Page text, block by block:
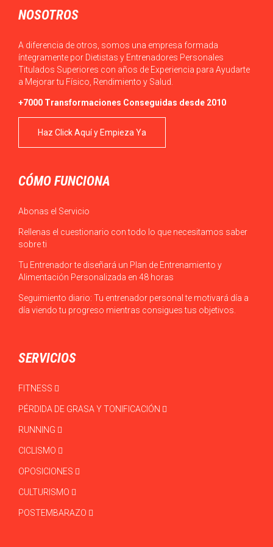
NOSOTROS
A diferencia de otros, somos una empresa formada
íntegramente por Dietistas y Entrenadores Personales
Titulados Superiores con años de Experiencia para Ayudarte
a Mejorar tu Físico, Rendimiento y Salud.
+7000 Transformaciones Conseguidas desde 2010
Haz Click Aquí y Empieza Ya
CÓMO FUNCIONA
Abonas el Servicio
Rellenas el cuestionario con todo lo que necesitamos saber
sobre ti
Tu Entrenador te diseñará un Plan de Entrenamiento y
Alimentación Personalizada en 48 horas
Seguimiento diario: Tu entrenador personal te motivará día a
día viendo tu progreso mientras consigues tus objetivos.
SERVICIOS
FITNESS
PÉRDIDA DE GRASA Y TONIFICACIÓN
RUNNING
CICLISMO
OPOSICIONES
CULTURISMO
POSTEMBARAZO